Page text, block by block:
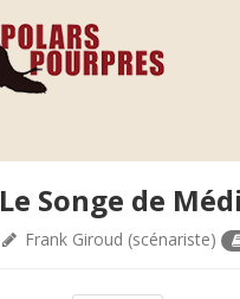
Le Songe de
Frank Giroud (scénariste)